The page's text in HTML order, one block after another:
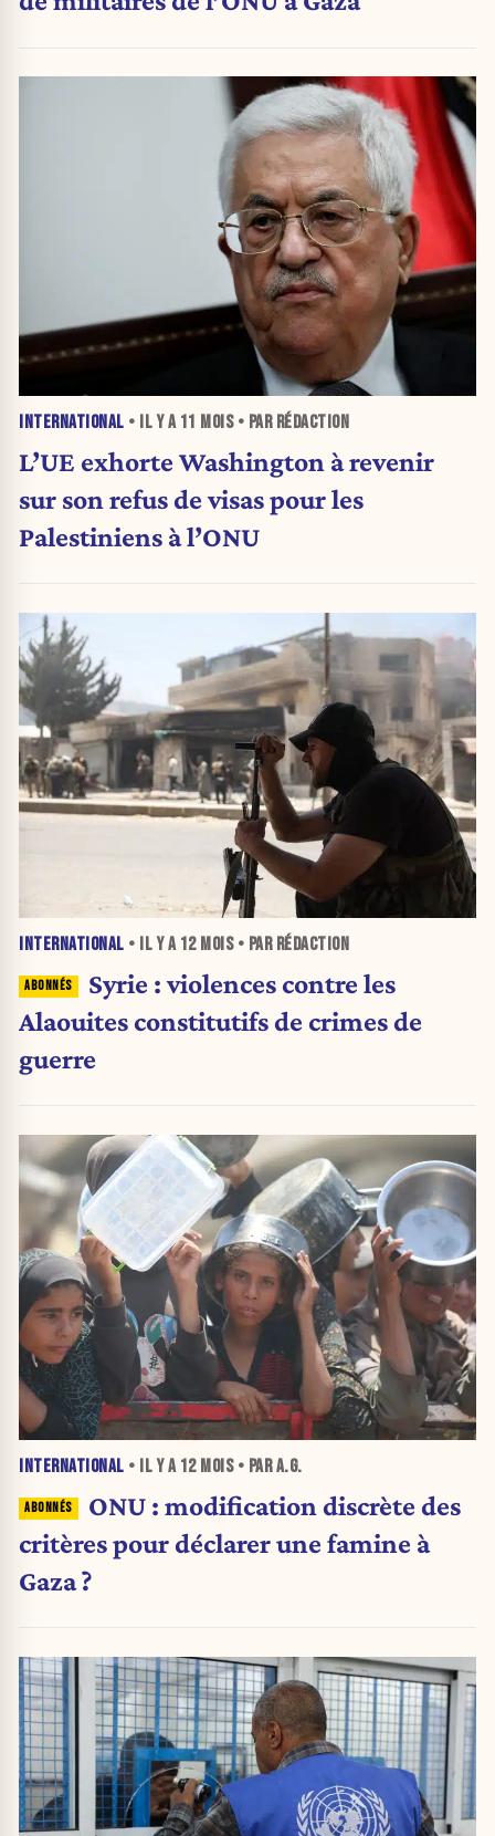
INTERNATIONAL • IL Y A 11 MOIS• PAR RÉDACTION
L’UE exhorte Washington à revenir
sur son refus de visas pour les
Palestiniens à l’ONU
INTERNATIONAL • IL Y A 12 MOIS• PAR RÉDACTION
Syrie : violences contre les
Alaouites constitutifs de crimes de
guerre
INTERNATIONAL • IL Y A 12 MOIS• PAR A.G.
ONU : modification discrète des
critères pour déclarer une famine à
Gaza ?